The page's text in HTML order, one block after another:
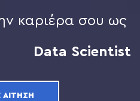
καριέρα σου ως
Data Scientist
ΑΊΤΗΣΗ